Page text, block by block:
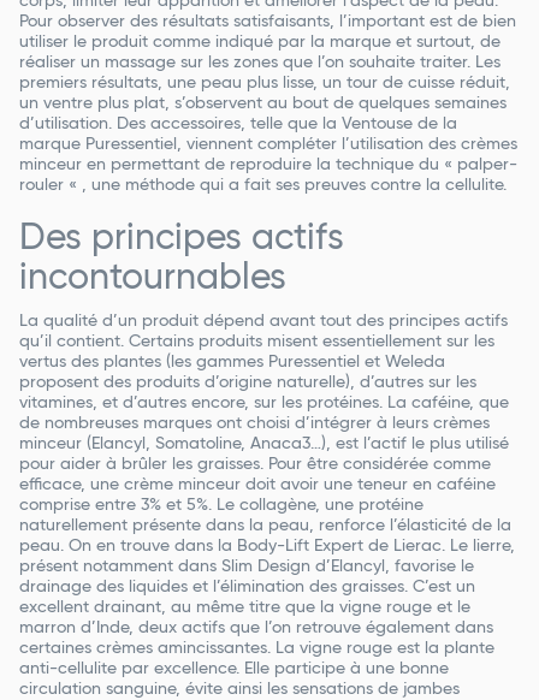
Pour observer des résultats satisfaisants, l’important est de bien
utiliser le produit comme indiqué par la marque et surtout, de
réaliser un massage sur les zones que l’on souhaite traiter. Les
premiers résultats, une peau plus lisse, un tour de cuisse réduit,
un ventre plus plat, s’observent au bout de quelques semaines
d’utilisation. Des accessoires, telle que la Ventouse de la
marque Puressentiel, viennent compléter l’utilisation des crèmes
minceur en permettant de reproduire la technique du « palper-
rouler « , une méthode qui a fait ses preuves contre la cellulite.
Des principes actifs
incontournables
La qualité d’un produit dépend avant tout des principes actifs
qu’il contient. Certains produits misent essentiellement sur les
vertus des plantes (les gammes Puressentiel et Weleda
proposent des produits d’origine naturelle), d’autres sur les
vitamines, et d’autres encore, sur les protéines. La caféine, que
de nombreuses marques ont choisi d’intégrer à leurs crèmes
minceur (Elancyl, Somatoline, Anaca3…), est l’actif le plus utilisé
pour aider à brûler les graisses. Pour être considérée comme
efficace, une crème minceur doit avoir une teneur en caféine
comprise entre 3% et 5%. Le collagène, une protéine
naturellement présente dans la peau, renforce l’élasticité de la
peau. On en trouve dans la Body-Lift Expert de Lierac. Le lierre,
présent notamment dans Slim Design d’Elancyl, favorise le
drainage des liquides et l’élimination des graisses. C’est un
excellent drainant, au même titre que la vigne rouge et le
marron d’Inde, deux actifs que l’on retrouve également dans
certaines crèmes amincissantes. La vigne rouge est la plante
anti-cellulite par excellence. Elle participe à une bonne
circulation sanguine, évite ainsi les sensations de jambes